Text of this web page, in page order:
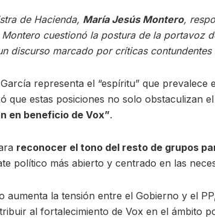
de Hacienda, María Jesús Montero,
cuestionó la postura de la portavoz
discurso marcado por críticas contundentes
representa el “espíritu” que prevalece
que estas posiciones no solo obstaculizan
en beneficio de Vox”.
reconocer el tono del resto de grupos
político más abierto y centrado en las
aumenta la tensión entre el Gobierno y el
al fortalecimiento de Vox en el ámbito